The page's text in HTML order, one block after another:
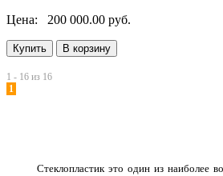
Цена: 200 000.00 руб.
1 - 16 из 16
1
Стеклопластик это один из наиболее